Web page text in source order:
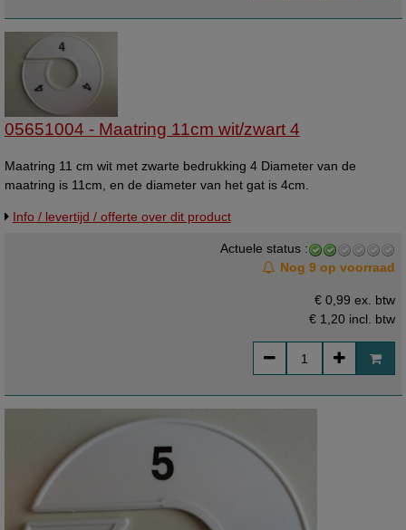
05651004 - Maatring 11cm wit/zwart 4
Maatring 11 cm wit met zwarte bedrukking 4 Diameter van de
maatring is 11cm, en de diameter van het gat is 4cm.
Info / levertijd / offerte over dit product
Actuele status :
Nog 9 op voorraad
€ 0,99 ex. btw
€ 1,20 incl. btw